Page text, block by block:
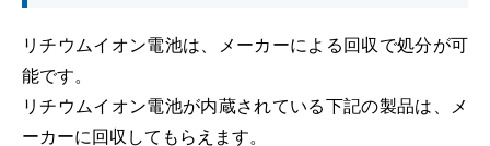
リチウムイオン電池は、メーカーによる回収で処分が可
能です。
リチウムイオン電池が内蔵されている下記の製品は、メ
ーカーに回収してもらえます。